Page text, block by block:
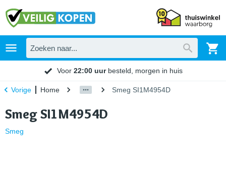
Voor 22:00 uurbesteld, morgen in huis
Vorige Home Smeg SI1M4954D
Smeg SI1M4954D
Smeg